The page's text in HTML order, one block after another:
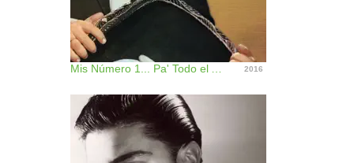
2016